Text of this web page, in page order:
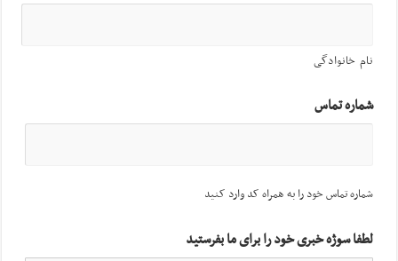
نام خانوادگی
شماره تماس
شماره تماس خود را به همراه کد وارد کنید
لطفا سوژه خبری خود را برای ما بفرستید